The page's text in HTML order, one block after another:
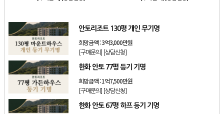
안토리조트 130평 개인 무기명
희망금액 :3억3,000만원
[구매문의] [상담신청]
한화 안토 77평 등기 기명
희망금액 :1억7,500만원
[구매문의] [상담신청]
한화 안토 67평 하프 등기 기명